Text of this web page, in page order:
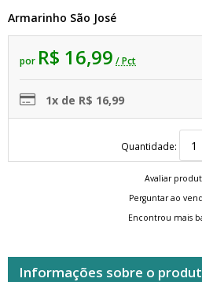
Armarinho São José
por R$ 16,99 / Pct
1x de R$ 16,99
Quantidade:
Avaliar
Perguntar ao
Encontrou mais
Informações sobre o